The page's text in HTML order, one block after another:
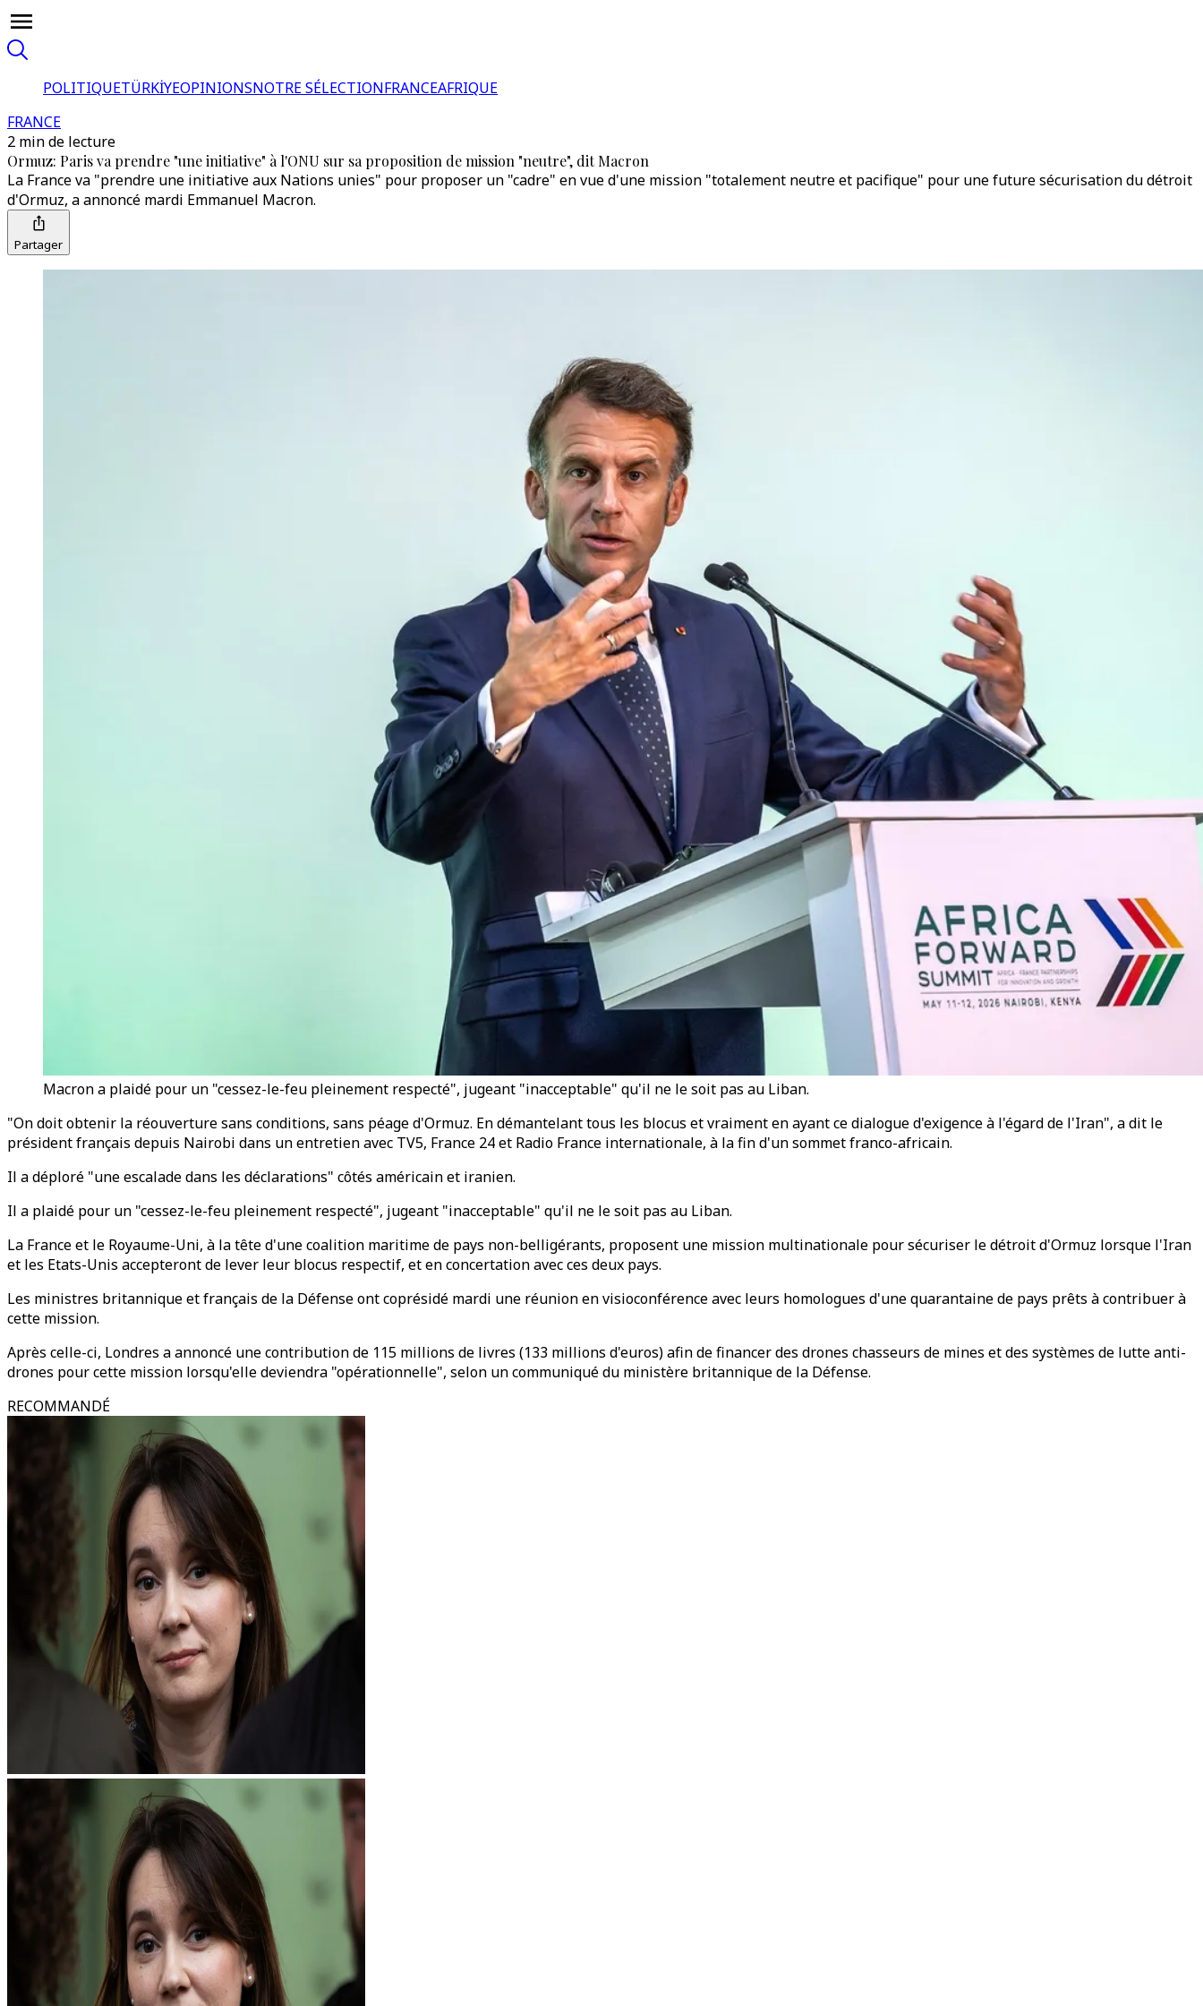
POLITIQUETÜRKİYEOPINIONSNOTRE SÉLECTIONFRANCEAFRIQUE
FRANCE
2 min de lecture
Ormuz: Paris va prendre "une initiative" à l'ONU sur sa proposition de mission "neutre", dit Macron
La France va "prendre une initiative aux Nations unies" pour proposer un "cadre" en vue d'une mission "totalement neutre et pacifique" pour une future sécurisation du détroit
d'Ormuz, a annoncé mardi Emmanuel Macron.
Partager
Macron a plaidé pour un "cessez-le-feu pleinement respecté", jugeant "inacceptable" qu'il ne le soit pas au Liban.
"On doit obtenir la réouverture sans conditions, sans péage d'Ormuz. En démantelant tous les blocus et vraiment en ayant ce dialogue d'exigence à l'égard de l'Iran", a dit le
président français depuis Nairobi dans un entretien avec TV5, France 24 et Radio France internationale, à la fin d'un sommet franco-africain.
Il a déploré "une escalade dans les déclarations" côtés américain et iranien.
Il a plaidé pour un "cessez-le-feu pleinement respecté", jugeant "inacceptable" qu'il ne le soit pas au Liban.
La France et le Royaume-Uni, à la tête d'une coalition maritime de pays non-belligérants, proposent une mission multinationale pour sécuriser le détroit d'Ormuz lorsque l'Iran
et les Etats-Unis accepteront de lever leur blocus respectif, et en concertation avec ces deux pays.
Les ministres britannique et français de la Défense ont coprésidé mardi une réunion en visioconférence avec leurs homologues d'une quarantaine de pays prêts à contribuer à
cette mission.
Après celle-ci, Londres a annoncé une contribution de 115 millions de livres (133 millions d'euros) afin de financer des drones chasseurs de mines et des systèmes de lutte anti-
drones pour cette mission lorsqu'elle deviendra "opérationnelle", selon un communiqué du ministère britannique de la Défense.
RECOMMANDÉ